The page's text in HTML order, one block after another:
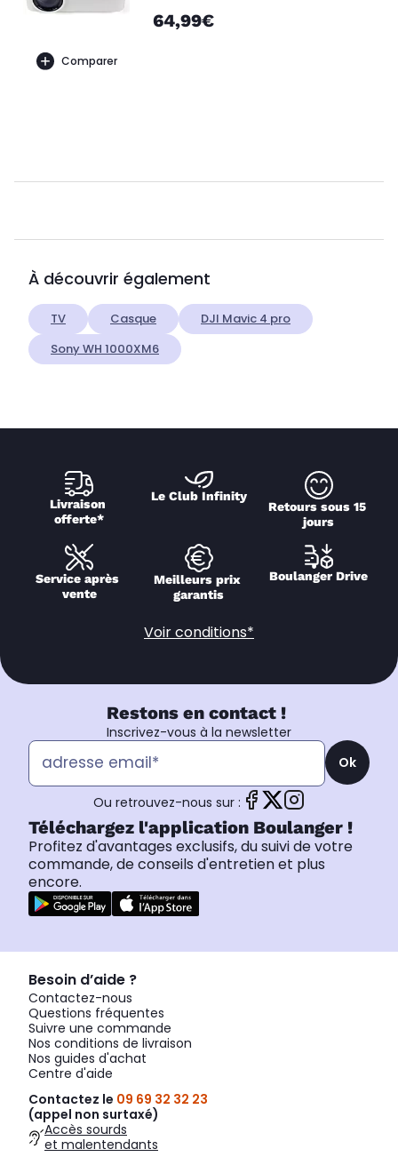
Comparer
64,99€
À découvrir également
TV Casque
DJI Mavic 4 pro
Sony WH 1000XM6
Livraison
offerte*
Le Club Infinity
Retours sous 15
jours
Service après
vente
Meilleurs prix
garantis
Boulanger Drive
Voir conditions*
Restons en contact !
Inscrivez-vous à la newsletter
Ok
Ou retrouvez-nous sur :
Téléchargez l'application Boulanger !
Profitez d'avantages exclusifs, du suivi de votre
commande, de conseils d'entretien et plus
encore.
Besoin d’aide ?
Contactez-nous
Questions fréquentes
Suivre une commande
Nos conditions de livraison
Nos guides d'achat
Centre d'aide
Contactez le 09 69 32 32 23
(appel non surtaxé)
Accès sourds
et malentendants